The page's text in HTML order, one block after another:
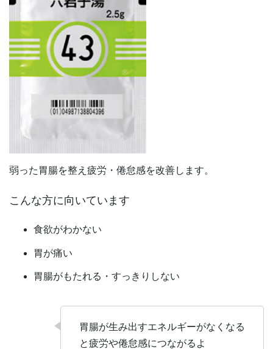
弱った胃腸を整え疲労・倦怠感を改善します。
こんな方に向いています
食欲がわかない
胃が痛い
胃腸がもたれる・すっきりしない
胃腸が生み出すエネルギーがなくなる
と疲労や倦怠感につながるよ